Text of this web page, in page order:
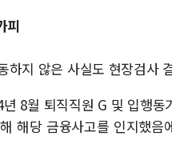
피
하지 않은 사실도 현장검사
8월 퇴직직원 G 및 입행동
해당 금융사고를 인지했음